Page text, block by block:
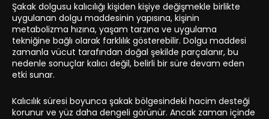
Şakak dolgusu kalıcılığı kişiden kişiye değişmekle birlikte
uygulanan dolgu maddesinin yapısına, kişinin
metabolizma hızına, yaşam tarzına ve uygulama
tekniğine bağlı olarak farklılık gösterebilir. Dolgu maddesi
zamanla vücut tarafından doğal şekilde parçalanır, bu
nedenle sonuçlar kalıcı değil, belirli bir süre devam eden
etki sunar.
Kalıcılık süresi boyunca şakak bölgesindeki hacim desteği
korunur ve yüz daha dengeli görünür. Ancak zaman içinde